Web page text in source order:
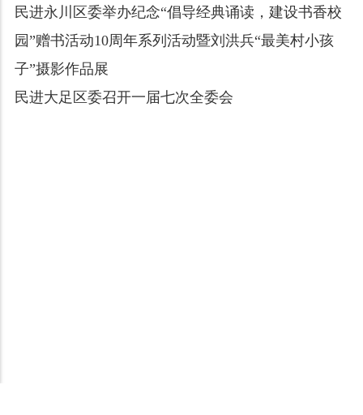
民进永川区委举办纪念“倡导经典诵读，建设书香校
园”赠书活动10周年系列活动暨刘洪兵“最美村小孩
子”摄影作品展
民进大足区委召开一届七次全委会